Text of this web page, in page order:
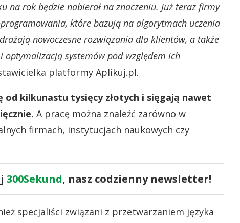
na rok będzie nabierał na znaczeniu. Już teraz firmy
które bazują na algorytmach uczenia
nowoczesne rozwiązania dla klientów, a także
systemów pod względem ich
platformy Aplikuj.pl.
od kilkunastu tysięcy złotych i sięgają nawet
A pracę można znaleźć zarówno w
firmach, instytucjach naukowych czy
300Sekund, nasz codzienny newsletter!
specjaliści związani z przetwarzaniem języka